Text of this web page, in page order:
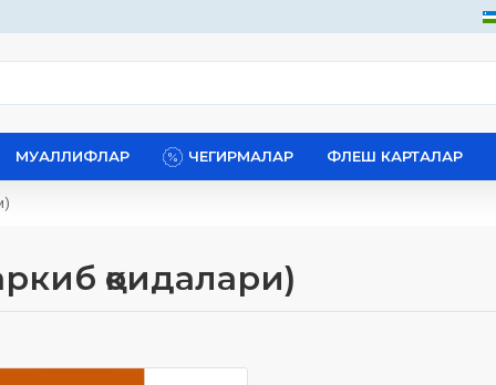
МУАЛЛИФЛАР ЧЕГИРМАЛАР ФЛЕШ КАРТАЛАР
қоидалари)